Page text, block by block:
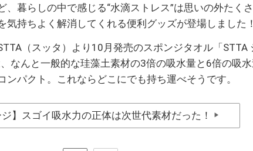
、暮らしの中で感じる“水滴ストレス”は思いの外たく
気持ちよく解消してくれる便利グッズが登場しました！
（スッタ）より10月発売のスポンジタオル「STTA
なんと一般的な珪藻土素材の3倍の吸水量と6倍の吸
ンパクト。これならどこにでも持ち運べそうです。
ジ】スゴイ吸水力の正体は次世代素材だった！ ▶